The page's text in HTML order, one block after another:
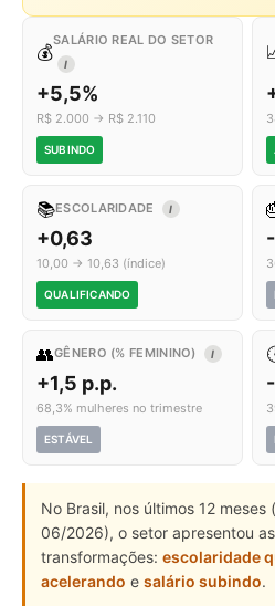
💰
SALÁRIO REAL DO SETOR
I
+5,5%
R$ 2.000 → R$ 2.110
SUBINDO
📚ESCOLARIDADE I
+0,63
10,00 → 10,63 (índice)
QUALIFICANDO
👥GÊNERO (% FEMININO) I
+1,5 p.p.
68,3% mulheres no trimestre
ESTÁVEL
No Brasil, nos últimos 12
06/2026), o setor apresentou
transformações: escolaridade
acelerando e salário subindo.